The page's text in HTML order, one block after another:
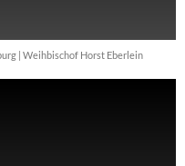
| Weihbischof Horst Eberlein